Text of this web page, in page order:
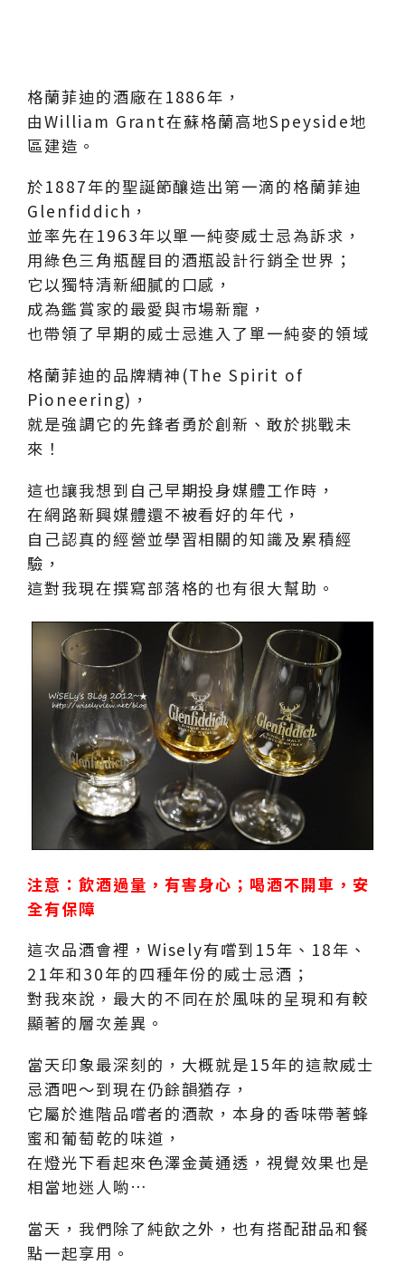
格蘭菲迪的酒廠在1886年，
由William Grant在蘇格蘭高地Speyside地
區建造。
於1887年的聖誕節釀造出第一滴的格蘭菲迪
Glenfiddich，
並率先在1963年以單一純麥威士忌為訴求，
用綠色三角瓶醒目的酒瓶設計行銷全世界；
它以獨特清新細膩的口感，
成為鑑賞家的最愛與市場新寵，
也帶領了早期的威士忌進入了單一純麥的領域
格蘭菲迪的品牌精神(The Spirit of
Pioneering)，
就是強調它的先鋒者勇於創新、敢於挑戰未
來！
這也讓我想到自己早期投身媒體工作時，
在網路新興媒體還不被看好的年代，
自己認真的經營並學習相關的知識及累積經
驗，
這對我現在撰寫部落格的也有很大幫助。
注意：飲酒過量，有害身心；喝酒不開車，安
全有保障
這次品酒會裡，Wisely有嚐到15年、18年、
21年和30年的四種年份的威士忌酒；
對我來說，最大的不同在於風味的呈現和有較
顯著的層次差異。
當天印象最深刻的，大概就是15年的這款威士
忌酒吧～到現在仍餘韻猶存，
它屬於進階品嚐者的酒款，本身的香味帶著蜂
蜜和葡萄乾的味道，
在燈光下看起來色澤金黃通透，視覺效果也是
相當地迷人喲…
當天，我們除了純飲之外，也有搭配甜品和餐
點一起享用。